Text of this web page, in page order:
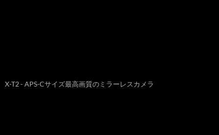
X-T2 - APS-Cサイズ最高画質のミラーレスカメラ